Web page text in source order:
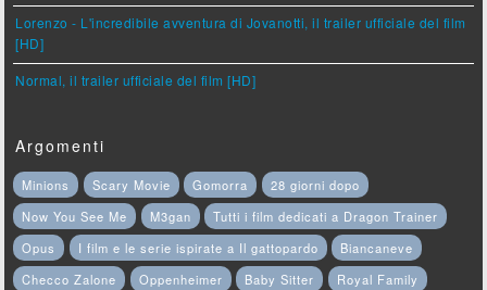
Lorenzo - L'incredibile avventura di Jovanotti, il trailer ufficiale del film
[HD]
Normal, il trailer ufficiale del film [HD]
Argomenti
Minions Scary Movie Gomorra
28 giorni dopo
Now You See Me
M3gan
Tutti i film dedicati a Dragon Trainer
Opus
I film e le serie ispirate a Il gattopardo
Biancaneve
Checco Zalone
Oppenheimer Baby Sitter
Royal Family